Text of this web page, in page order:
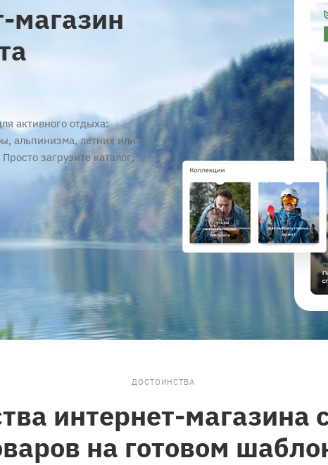
магазин
активного отдыха:
альпинизма, летних или
Просто загрузите каталог,
ДОСТОИНСТВА
интернет-магазина
на готовом